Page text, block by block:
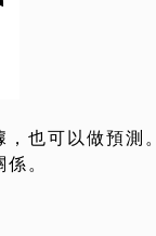
也可以做預測。
。